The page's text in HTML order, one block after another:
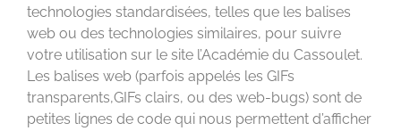
technologies standardisées, telles que les balises
web ou des technologies similaires, pour suivre
votre utilisation sur le site l’Académie du Cassoulet.
Les balises web (parfois appelés les GIFs
transparents,GIFs clairs, ou des web-bugs) sont de
petites lignes de code qui nous permettent d’afficher